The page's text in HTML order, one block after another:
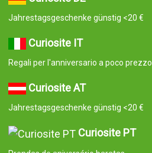
Jahrestagsgeschenke günstig <20 €
Curiosite IT
Regali per l'anniversario a poco prezzo
Curiosite AT
Jahrestagsgeschenke günstig <20 €
Curiosite PT